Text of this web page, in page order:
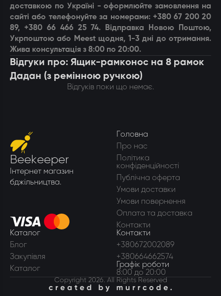
доставкою по Україні -оформлюйте замовлення на
сайті або телефонуйте за номерами: +380 67 200 20
89, +380 66 466 25 74. Відправка Новою Поштою,
Укрпоштою або Meest щодня, 1-3 дні до отримання.
Жива консультація з 8:00 по 20:00.
Відгуки про: Ящик-рамконос на 8 рамок
Дадан (з ремінною ручкою)
Відгуків поки що немає.
Beekeeper
Інтернет магазин
бджільництва.
Головна
Про нас
Політика
конфіденційності
Публічна оферта
Умови доставки
Умови повернення
Оплата та доставка
Контакти
Каталог
Блог
Закупівля
Каталог
Контакти
+380672002089
+380664662574
Графік роботи
8:00 до 20:00
Copyright 2026. All Rights Reserved